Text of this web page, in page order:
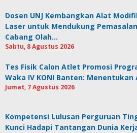
Dosen UNJ Kembangkan Alat
Laser untuk Mendukung Pemasalan
Cabang Olah…
Sabtu, 8 Agustus 2026
Tes Fisik Calon Atlet Promosi
Waka IV KONI Banten: Menentukan
Jumat, 7 Agustus 2026
Kompetensi Lulusan Perguruan
Kunci Hadapi Tantangan Dunia